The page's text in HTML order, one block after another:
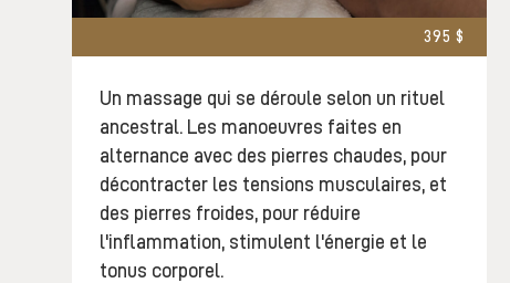
395 $
Un massage qui se déroule selon un rituel
ancestral. Les manoeuvres faites en
alternance avec des pierres chaudes, pour
décontracter les tensions musculaires, et
des pierres froides, pour réduire
l'inflammation, stimulent l'énergie et le
tonus corporel.